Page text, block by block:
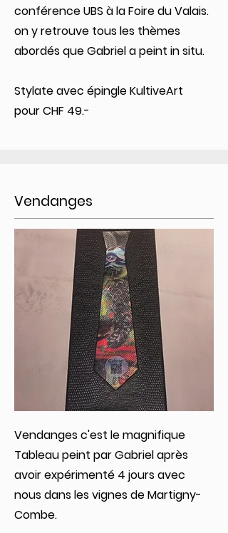
conférence UBS à la Foire du Valais.
on y retrouve tous les thèmes
abordés que Gabriel a peint in situ.
Stylate avec épingle KultiveArt
pour CHF 49.-
Vendanges
Vendanges c'est le magnifique
Tableau peint par Gabriel après
avoir expérimenté 4 jours avec
nous dans les vignes de Martigny-
Combe.